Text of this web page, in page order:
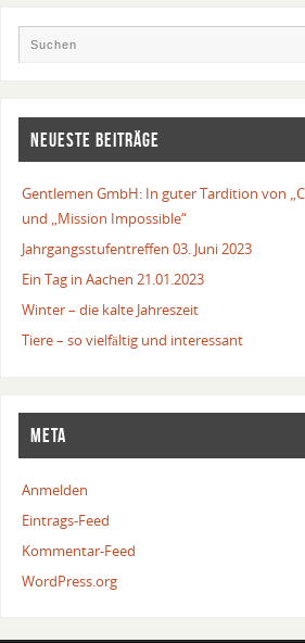
NEUESTE BEITRÄGE
Gentlemen GmbH: In guter Tardition von
und „Mission Impossible“
Jahrgangsstufentreffen 03. Juni 2023
Ein Tag in Aachen 21.01.2023
Winter – die kalte Jahreszeit
Tiere – so vielfältig und interessant
META
Anmelden
Eintrags-Feed
Kommentar-Feed
WordPress.org